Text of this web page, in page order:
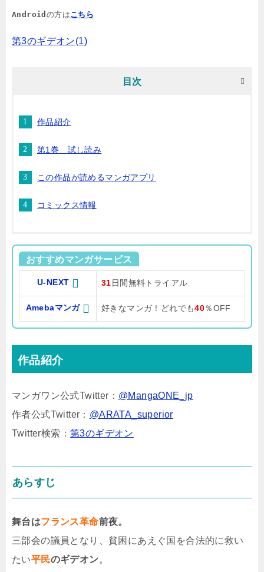
Android の方はこちら
第3のギデオン(1)
目次
作品紹介
第1巻 試し読み
この作品が読めるマンガアプリ
コミックス情報
おすすめマンガサービス
U-NEXT 31 日間無料トライアル
Amebaマンガ 好きなマンガ！どれでも40％OFF
作品紹介
マンガワン公式Twitter： @MangaONE_jp
作者公式Twitter： @ARATA_superior
Twitter検索： 第3のギデオン
あらすじ
舞台はフランス革命前夜。
三部会の議員となり、貧困にあえぐ国を合法的に救い
たい平民のギデオン。